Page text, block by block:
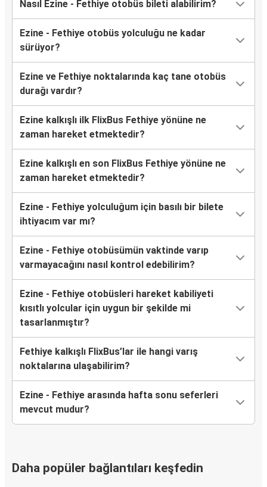
Nasıl Ezine - Fethiye otobüs bileti alabilirim?
Ezine - Fethiye otobüs yolculuğu ne kadar
sürüyor?
Ezine ve Fethiye noktalarında kaç tane otobüs
durağı vardır?
Ezine kalkışlı ilk FlixBus Fethiye yönüne ne
zaman hareket etmektedir?
Ezine kalkışlı en son FlixBus Fethiye yönüne ne
zaman hareket etmektedir?
Ezine - Fethiye yolculuğum için basılı bir bilete
ihtiyacım var mı?
Ezine - Fethiye otobüsümün vaktinde varıp
varmayacağını nasıl kontrol edebilirim?
Ezine - Fethiye otobüsleri hareket kabiliyeti
kısıtlı yolcular için uygun bir şekilde mi
tasarlanmıştır?
Fethiye kalkışlı FlixBus’lar ile hangi varış
noktalarına ulaşabilirim?
Ezine - Fethiye arasında hafta sonu seferleri
mevcut mudur?
Daha popüler bağlantıları keşfedin